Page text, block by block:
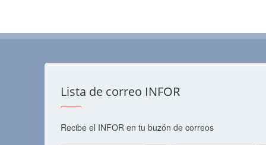
Lista de correo INFOR
Recibe el INFOR en tu buzón de correos